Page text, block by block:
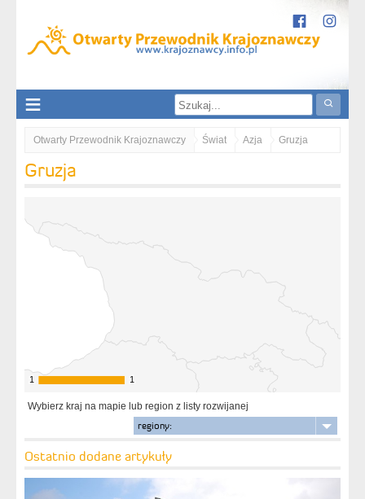
Otwarty Przewodnik Krajoznawczy Świat Azja Gruzja
Wewnętrzna Kartlia
Gruzja
11 11
Wybierz kraj na mapie lub region z listy rozwijanej
regiony:
Ostatnio dodane artykuły